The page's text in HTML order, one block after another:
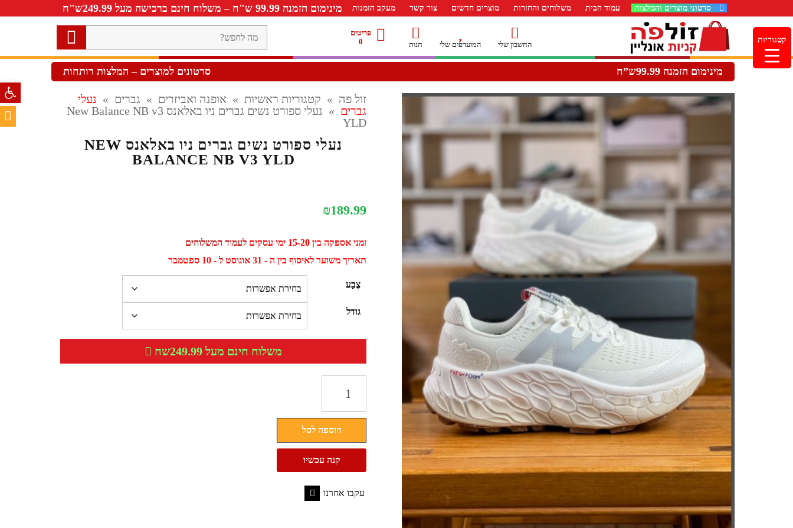
סרטוני מוצרים והמלצות עמוד הבית משלוחים והחזרות מוצרים חדשים צור קשר מעקב הזמנות מינימום הזמנה 99.99 ש"ח – משלוח חינם ברכישה מעל 249.99ש"ח
החשבון שלי המועדפים שלי חנות
פריטים
0
לחפש?
מינימום הזמנה 99.99ש”ח סרטונים למוצרים – המלצות רותחות
זול פה » קטגוריות ראשיות » אופנה ואביזרים » גברים » נעלי
גברים »
נעלי ספורט נשים גברים ניו באלאנס New Balance NB v3
YLD
נעלי ספורט נשים גברים ניו באלאנס NEW
BALANCE NB V3 YLD
₪189.99
זמני אספקה בין 15-20 ימי עסקים
לעמוד המשלוחים
תאריך משוער לאיסוף בין ה - 31 אוגוסט ל - 10 ספטמבר
צֶבַע
גודל
משלוח חינם מעל 249.99שח
נעלי
גברים
ניו
הוספה לסל
קנה עכשיו
עקבו אחרנו
קטגוריות
פתח